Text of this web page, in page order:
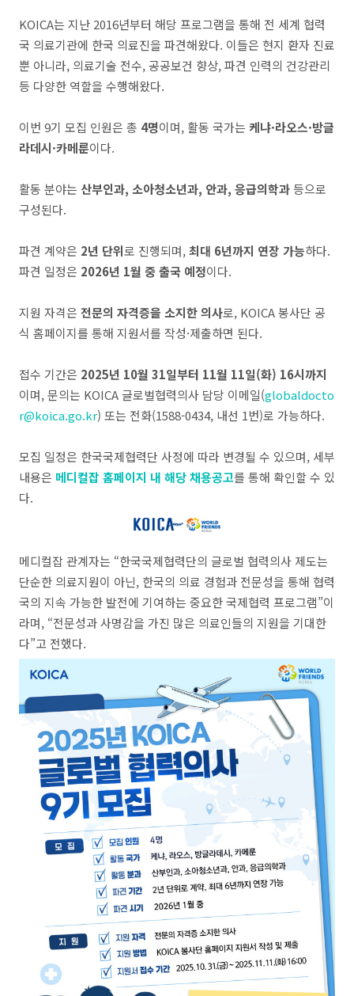
KOICA는 지난 2016년부터 해당 프로그램을 통해 전 세계 협력
국 의료기관에 한국 의료진을 파견해왔다. 이들은 현지 환자 진료
뿐 아니라, 의료기술 전수, 공공보건 향상, 파견 인력의 건강관리
등 다양한 역할을 수행해왔다.
이번 9기 모집 인원은 총 4명이며, 활동 국가는 케냐·라오스·방글
라데시·카메룬이다.
활동 분야는 산부인과, 소아청소년과, 안과, 응급의학과등으로
구성된다.
파견 계약은 2년 단위로 진행되며,최대 6년까지 연장 가능하다.
파견 일정은 2026년 1월 중 출국 예정이다.
지원 자격은 전문의 자격증을 소지한 의사로, KOICA 봉사단 공
식 홈페이지를 통해 지원서를 작성·제출하면 된다.
접수 기간은 2025년 10월 31일부터 11월 11일(화) 16시까지
이며, 문의는 KOICA 글로벌협력의사 담당 이메일(globaldocto
r@koica.go.kr) 또는 전화(1588-0434, 내선 1번)로 가능하다.
모집 일정은 한국국제협력단 사정에 따라 변경될 수 있으며, 세부
내용은 메디컬잡 홈페이지 내 해당 채용공고를 통해 확인할 수 있
다.
메디컬잡 관계자는 “한국국제협력단의 글로벌 협력의사 제도는
단순한 의료지원이 아닌, 한국의 의료 경험과 전문성을 통해 협력
국의 지속 가능한 발전에 기여하는 중요한 국제협력 프로그램”이
라며, “전문성과 사명감을 가진 많은 의료인들의 지원을 기대한
다”고 전했다.